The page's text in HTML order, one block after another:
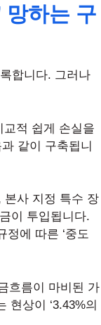
망하는 구
합니다. 그러나
적 쉽게 손실을
같이 구축됩니
본사 지정 특수 장
이 투입됩니다.
정에 따른 ‘중도
흐름이 마비된 가
현상이 ‘3.43%의